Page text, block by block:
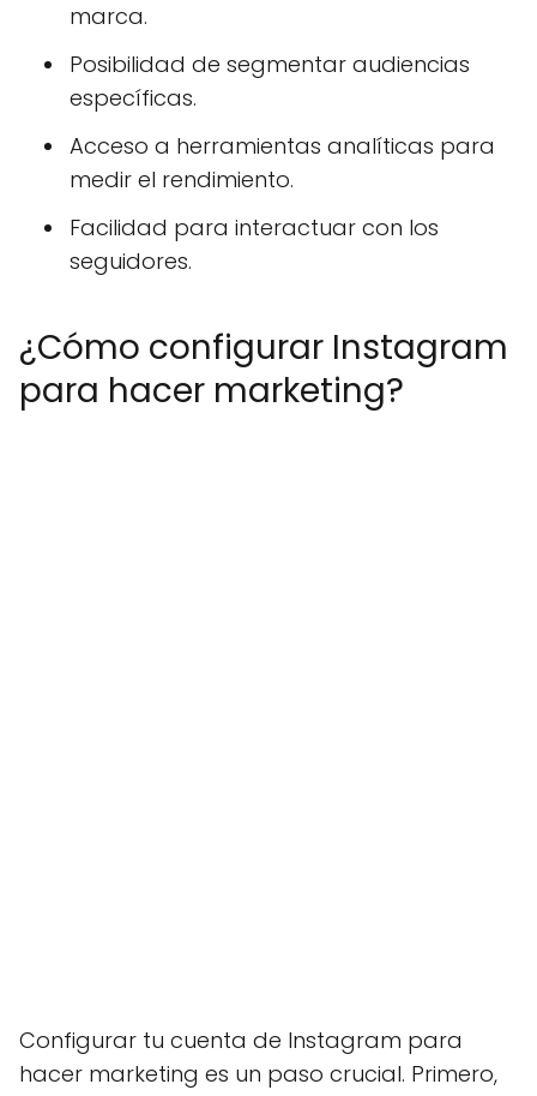
marca.
Posibilidad de segmentar audiencias
específicas.
Acceso a herramientas analíticas para
medir el rendimiento.
Facilidad para interactuar con los
seguidores.
¿Cómo configurar Instagram
para hacer marketing?
Configurar tu cuenta de Instagram para
hacer marketing es un paso crucial. Primero,